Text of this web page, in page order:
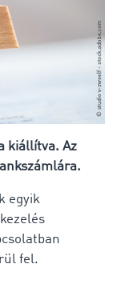
kiállítva. Az
egyik
fel.